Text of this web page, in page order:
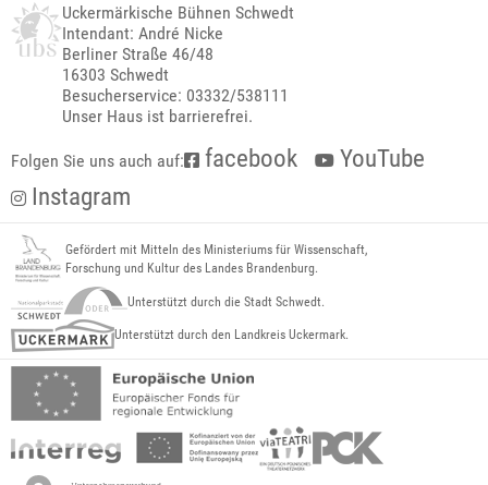
Uckermärkische Bühnen Schwedt
Intendant: André Nicke
Berliner Straße 46/48
16303 Schwedt
Besucherservice: 03332/538111
Unser Haus ist barrierefrei.
Folgen Sie uns auch auf: facebook
YouTube
Instagram
Gefördert mit Mitteln des Ministeriums für Wissenschaft,
Forschung und Kultur des Landes Brandenburg.
Unterstützt durch die Stadt Schwedt.
Unterstützt durch den Landkreis Uckermark.